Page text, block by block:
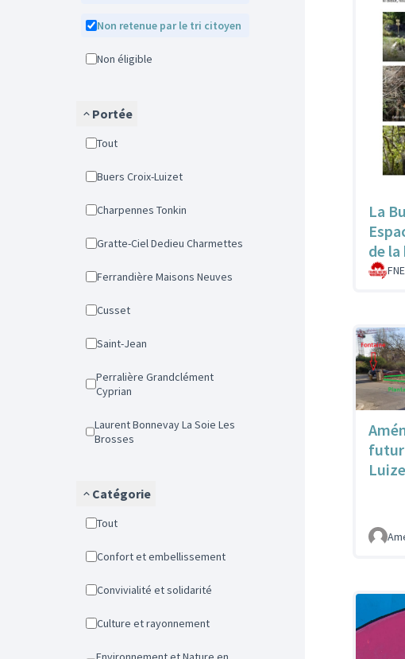
Non retenue par le tri citoyen
Non éligible
Portée
Tout
Buers Croix-Luizet
Charpennes Tonkin
Gratte-Ciel Dedieu Charmettes
Ferrandière Maisons Neuves
Cusset
Saint-Jean
Perralière Grandclément
Cyprian
Laurent Bonnevay La Soie Les
Brosses
Catégorie
Tout
Confort et embellissement
Convivialité et solidarité
Culture et rayonnement
La
de
futur